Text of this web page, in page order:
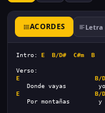
ACORDES Letra
Intro: E B/D# C#m B
Verso:
E
B/
Donde vayas
E
B/
Por montañas        y